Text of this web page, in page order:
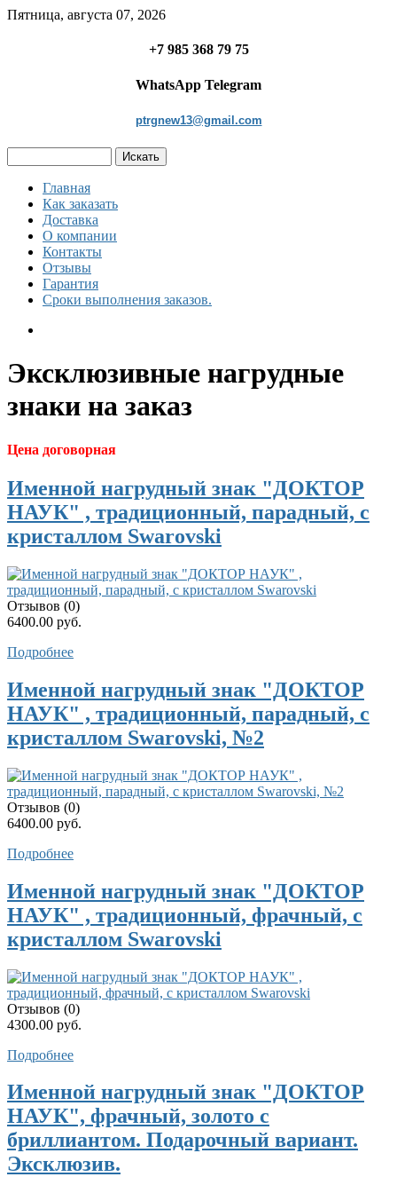
Пятница, августа 07, 2026
+7 985 368 79 75
WhatsApp Telegram
ptrgnew13@gmail.com
Главная
Как заказать
Доставка
О компании
Контакты
Отзывы
Гарантия
Сроки выполнения заказов.
Эксклюзивные нагрудные
знаки на заказ
Цена договорная
Именной нагрудный знак "ДОКТОР
НАУК" , традиционный, парадный, с
кристаллом Swarovski
Отзывов (0)
6400.00 руб.
Подробнее
Именной нагрудный знак "ДОКТОР
НАУК" , традиционный, парадный, с
кристаллом Swarovski, №2
Отзывов (0)
6400.00 руб.
Подробнее
Именной нагрудный знак "ДОКТОР
НАУК" , традиционный, фрачный, с
кристаллом Swarovski
Отзывов (0)
4300.00 руб.
Подробнее
Именной нагрудный знак "ДОКТОР
НАУК", фрачный, золото с
бриллиантом. Подарочный вариант.
Эксклюзив.